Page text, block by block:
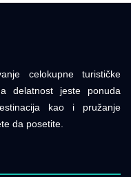
celokupne turističke
delatnost jeste ponuda
kao i pružanje
da posetite.